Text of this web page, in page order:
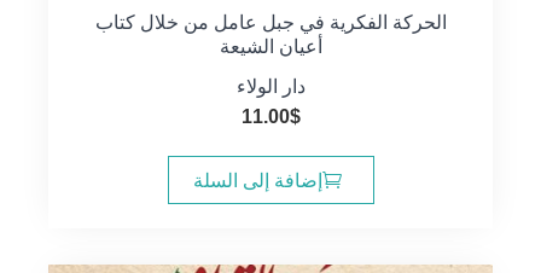
الحركة الفكرية في جبل عامل من خلال كتاب
أعيان الشيعة
دار الولاء
11.00$
إضافة إلى السلة